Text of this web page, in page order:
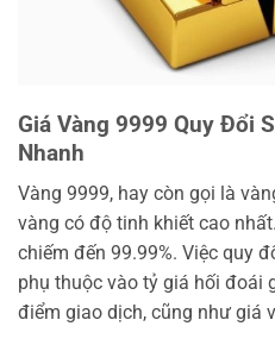
Giá Vàng 9999 Quy Đổi
Nhanh
Vàng 9999, hay còn gọi là
vàng có độ tinh khiết cao
chiếm đến 99.99%. Việc quy
phụ thuộc vào tỷ giá hối đoái
điểm giao dịch, cũng như giá